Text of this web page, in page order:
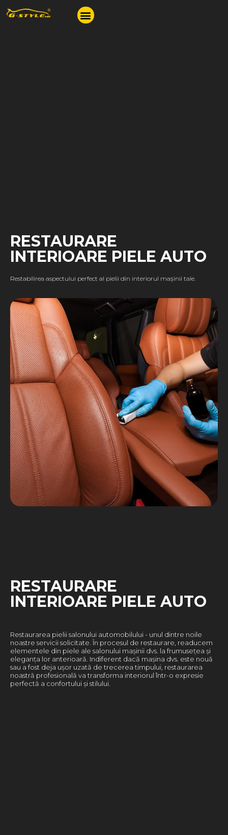
RESTAURARE
INTERIOARE PIELE AUTO
Restabilirea aspectului perfect al pielii din interiorul mașinii tale.
RESTAURARE
INTERIOARE PIELE AUTO
Restaurarea pielii salonului automobilului - unul dintre noile
noastre servicii solicitate. În procesul de restaurare, readucem
elementele din piele ale salonului mașinii dvs. la frumusețea și
eleganța lor anterioară. Indiferent dacă mașina dvs. este nouă
sau a fost deja ușor uzată de trecerea timpului, restaurarea
noastră profesională va transforma interiorul într-o expresie
perfectă a confortului și stilului.